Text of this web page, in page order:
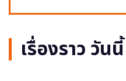
เรื่องราว วันนี้